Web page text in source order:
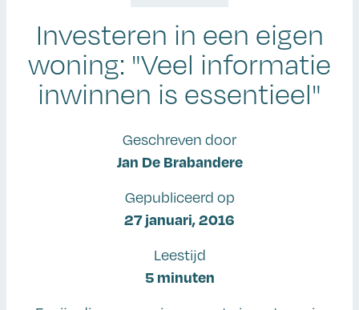
Investeren in een eigen
woning: "Veel informatie
inwinnen is essentieel"
Geschreven door
Jan De Brabandere
Gepubliceerd op
27 januari, 2016
Leestijd
5 minuten